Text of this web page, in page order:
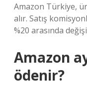
Amazon Türkiye,
alır. Satış
%20 arasında
Amazon
ödenir?